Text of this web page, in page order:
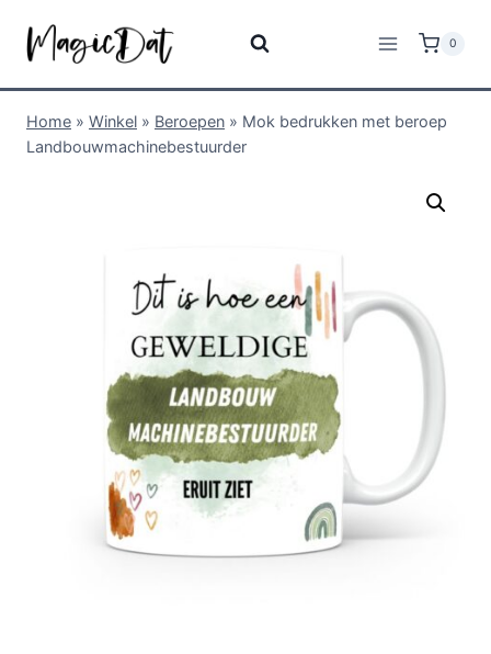
0
Home » Winkel » Beroepen » Mok bedrukken met beroep
Landbouwmachinebestuurder